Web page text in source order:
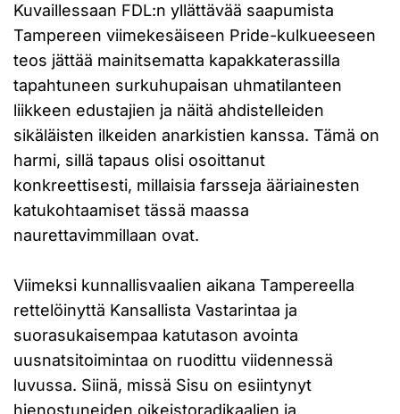
Kuvaillessaan FDL:n yllättävää saapumista
Tampereen viimekesäiseen Pride-kulkueeseen
teos jättää mainitsematta kapakkaterassilla
tapahtuneen surkuhupaisan uhmatilanteen
liikkeen edustajien ja näitä ahdistelleiden
sikäläisten ilkeiden anarkistien kanssa. Tämä on
harmi, sillä tapaus olisi osoittanut
konkreettisesti, millaisia farsseja ääriainesten
katukohtaamiset tässä maassa
naurettavimmillaan ovat.
Viimeksi kunnallisvaalien aikana Tampereella
rettelöinyttä Kansallista Vastarintaa ja
suorasukaisempaa katutason avointa
uusnatsitoimintaa on ruodittu viidennessä
luvussa. Siinä, missä Sisu on esiintynyt
hienostuneiden oikeistoradikaalien ja